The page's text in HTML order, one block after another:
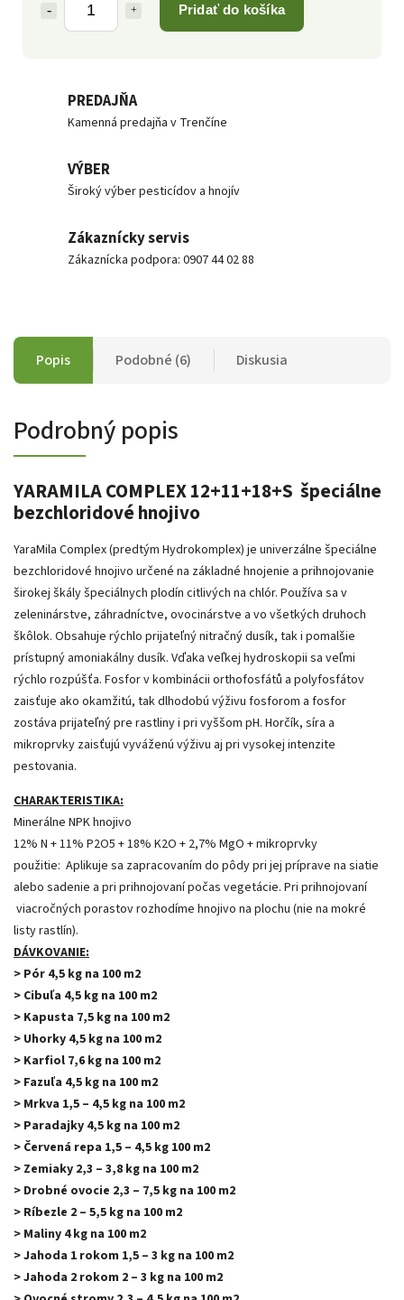
Pridať do košíka
PREDAJŇA
Kamenná predajňa v Trenčíne
VÝBER
Široký výber pesticídov a hnojív
Zákaznícky servis
Zákaznícka podpora: 0907 44 02 88
Popis Podobné (6) Diskusia
Podrobný popis
YARAMILA COMPLEX 12+11+18+S špeciálne
bezchloridové hnojivo
YaraMila Complex (predtým Hydrokomplex) je univerzálne špeciálne
bezchloridové hnojivo určené na základné hnojenie a prihnojovanie
širokej škály špeciálnych plodín citlivých na chlór. Používa sa v
zeleninárstve, záhradníctve, ovocinárstve a vo všetkých druhoch
škôlok. Obsahuje rýchlo prijateľný nitračný dusík, tak i pomalšie
prístupný amoniakálny dusík. Vďaka veľkej hydroskopii sa veľmi
rýchlo rozpúšťa. Fosfor v kombinácii orthofosfátů a polyfosfátov
zaisťuje ako okamžitú, tak dlhodobú výživu fosforom a fosfor
zostáva prijateľný pre rastliny i pri vyššom pH. Horčík, síra a
mikroprvky zaisťujú vyváženú výživu aj pri vysokej intenzite
pestovania.
CHARAKTERISTIKA:
Minerálne NPK hnojivo
12% N + 11% P2O5 + 18% K2O + 2,7% MgO + mikroprvky
použitie: Aplikuje sa zapracovaním do pôdy pri jej príprave na siatie
alebo sadenie a pri prihnojovaní počas vegetácie. Pri prihnojovaní
viacročných porastov rozhodíme hnojivo na plochu (nie na mokré
listy rastlín).
DÁVKOVANIE:
> Pór 4,5 kg na 100 m2
> Cibuľa 4,5 kg na 100 m2
> Kapusta 7,5 kg na 100 m2
> Uhorky 4,5 kg na 100 m2
> Karfiol 7,6 kg na 100 m2
> Fazuľa 4,5 kg na 100 m2
> Mrkva 1,5 – 4,5 kg na 100 m2
> Paradajky 4,5 kg na 100 m2
> Červená repa 1,5 – 4,5 kg 100 m2
> Zemiaky 2,3 – 3,8 kg na 100 m2
> Drobné ovocie 2,3 – 7,5 kg na 100 m2
> Ríbezle 2 – 5,5 kg na 100 m2
> Maliny 4 kg na 100 m2
> Jahoda 1 rokom 1,5 – 3 kg na 100 m2
> Jahoda 2 rokom 2 – 3 kg na 100 m2